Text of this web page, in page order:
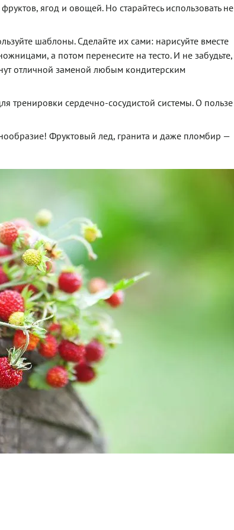
ягод и овощей. Но старайтесь использовать не
шаблоны. Сделайте их сами: нарисуйте вместе
а потом перенесите на тесто. И не забудьте,
отличной заменой любым кондитерским
тренировки сердечно-сосудистой системы. О пользе
Фруктовый лед, гранита и даже пломбир —